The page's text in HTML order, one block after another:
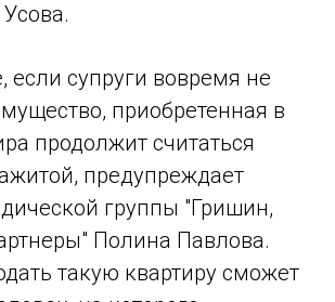
если супруги вовремя не
приобретенная в
продолжит считаться
предупреждает
группы "Гришин,
Полина Павлова.
такую квартиру сможет